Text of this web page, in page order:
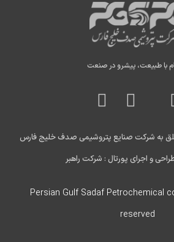
با طبیعت، پیشرو در صنعت
به شرکت صنایع پتروشیمی صدف خلیج فارس
و اجرای پورتال : شرکت راهبر
© 2024 Persian Gulf Sadaf Petrochemical
reserved